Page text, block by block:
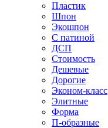
Пластик
Шпон
Экошпон
С патиной
ДСП
Стоимость
Дешевые
Дорогие
Эконом-класс
Элитные
Форма
П-образные